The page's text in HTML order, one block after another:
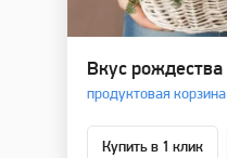
Вкус рождества
продуктовая корзина
Купить в 1 клик